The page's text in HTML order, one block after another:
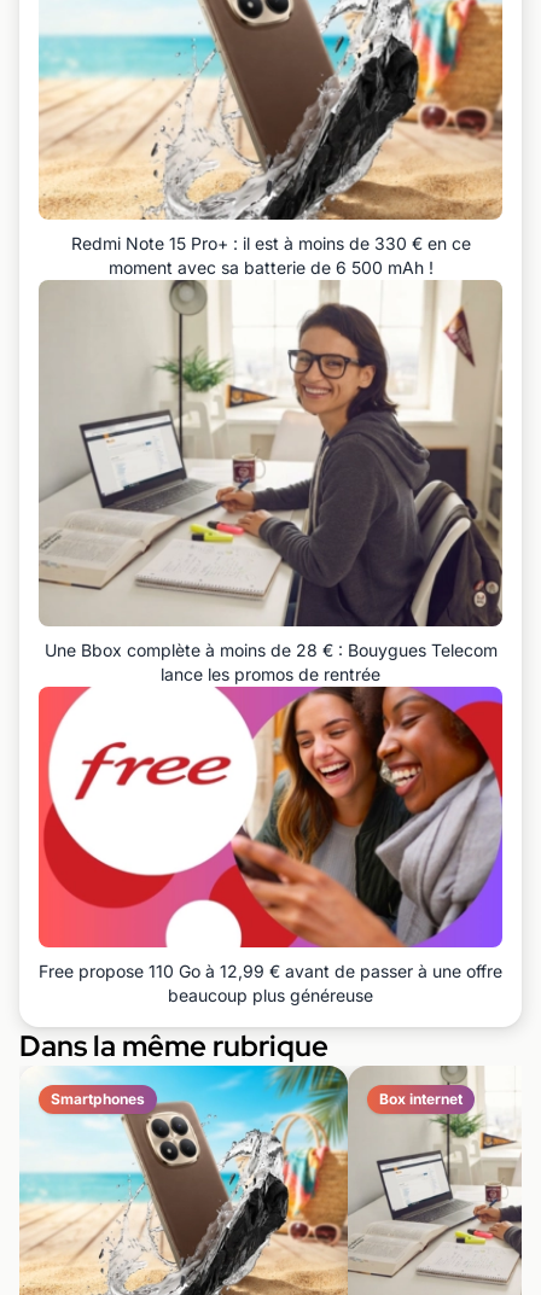
Redmi Note 15 Pro+ : il est à moins de 330 € en ce
moment avec sa batterie de 6 500 mAh !
Une Bbox complète à moins de 28 € : Bouygues Telecom
lance les promos de rentrée
Free propose 110 Go à 12,99 € avant de passer à une offre
beaucoup plus généreuse
Dans la même rubrique
Smartphones Box internet